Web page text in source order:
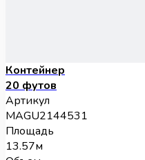
Контейнер
20 футов
Артикул
MAGU2144531
Площадь
13.57м